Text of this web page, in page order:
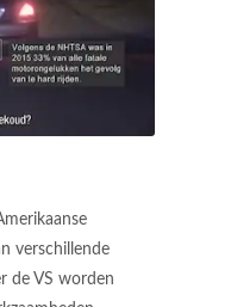
verschillende
de VS worden